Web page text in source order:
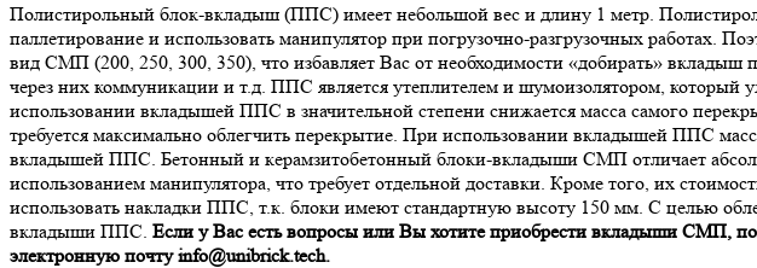
Полистирольный блок-вкладыш (ППС) имеет небольшой вес и длину 1 метр.
паллетирование и использовать манипулятор при погрузочно-разгрузочных
вид СМП (200, 250, 300, 350), что избавляет Вас от необходимости «добирать»
через них коммуникации и т.д. ППС является утеплителем и шумоизолятором,
использовании вкладышей ППС в значительной степени снижается масса самого
требуется максимально облегчить перекрытие. При использовании вкладышей ППС
вкладышей ППС. Бетонный и керамзитобетонный блоки-вкладыши СМП отличает
использованием манипулятора, что требует отдельной доставки. Кроме того, их
использовать накладки ППС, т.к. блоки имеют стандартную высоту 150 мм. С целью
вкладыши ППС. Если у Вас есть вопросы или Вы хотите приобрести вкладыши СМП,
электронную почту info@unibrick.tech.